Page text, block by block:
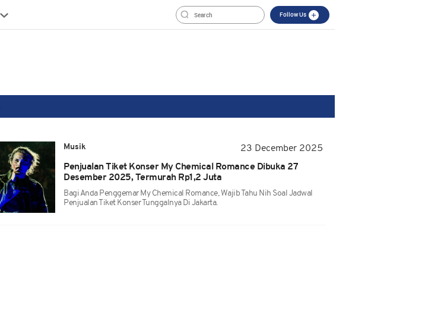
Follow Us
Musik
23 December 2025
Penjualan Tiket Konser My Chemical Romance Dibuka 27
Desember 2025, Termurah Rp1,2 Juta
Bagi Anda Penggemar My Chemical Romance, Wajib Tahu Nih Soal Jadwal
Penjualan Tiket Konser Tunggalnya Di Jakarta.